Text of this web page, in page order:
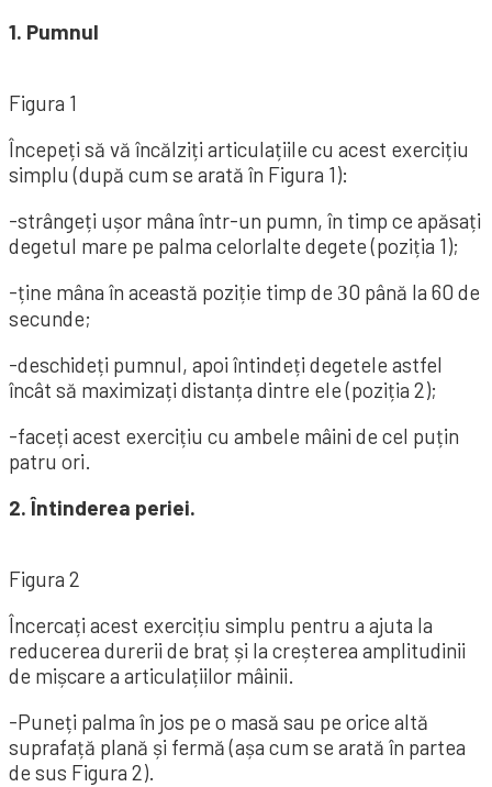
1. Pumnul
Figura 1
Începeți să vă încălziți articulațiile cu acest exercițiu
simplu (după cum se arată în Figura 1):
-strângeți ușor mâna într-un pumn, în timp ce apăsați
degetul mare pe palma celorlalte degete (poziția 1);
-ține mâna în această poziție timp de З0 până la 60 de
secunde;
-deschideți pumnul, apoi întindeți degetele astfel
încât să maximizați distanța dintre ele (poziția 2);
-faceți acest exercițiu cu ambele mâini de cel puțin
patru ori.
2. Întinderea periei.
Figura 2
Încercați acest exercițiu simplu pentru a ajuta la
reducerea durerii de braț și la creșterea amplitudinii
de mișcare a articulațiilor mâinii.
-Puneți palma în jos pe o masă sau pe orice altă
suprafață plană și fermă (așa cum se arată în partea
de sus Figura 2).